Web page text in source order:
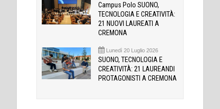
Campus Polo SUONO,
TECNOLOGIA E CREATIVITÀ:
21 NUOVI LAUREATI A
CREMONA
Lunedì 20 Luglio 2026
SUONO, TECNOLOGIA E
CREATIVITÀ: 21 LAUREANDI
PROTAGONISTI A CREMONA